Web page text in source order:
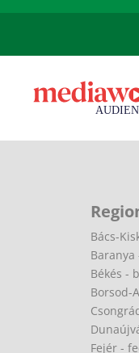
Bács-
Békés -
Borsod-
Fejér -